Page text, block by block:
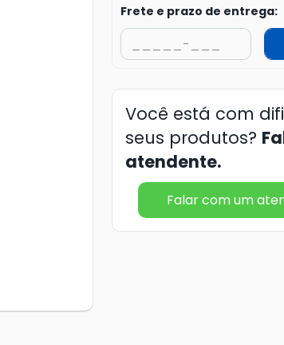
Frete e prazo de entrega:
Você está com
seus produtos?
atendente.
Falar com um